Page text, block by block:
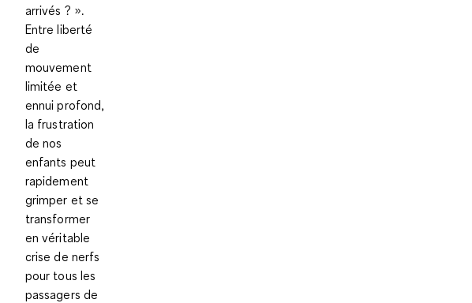
arrivés ? ».
Entre liberté
de
mouvement
limitée et
ennui profond,
la frustration
de nos
enfants peut
rapidement
grimper et se
transformer
en véritable
crise de nerfs
pour tous les
passagers de